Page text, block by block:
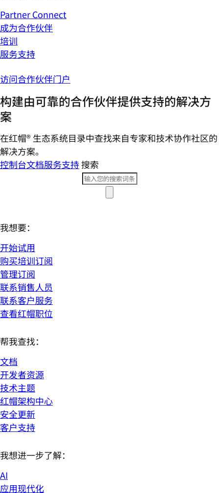
Partner Connect
成为合作伙伴
培训
服务支持
访问合作伙伴门户
构建由可靠的合作伙伴提供支持的解决方
案
在红帽® 生态系统目录中查找来自专家和技术协作社区的
解决方案。
控制台文档服务支持搜索
我想要：
开始试用
购买培训订阅
管理订阅
联系销售人员
联系客户服务
查看红帽职位
帮我查找：
文档
开发者资源
技术主题
红帽架构中心
安全更新
客户支持
我想进一步了解：
AI
应用现代化